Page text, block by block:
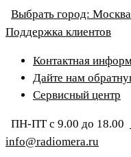
Выбрать город: Москва
Поддержка клиентов
Контактная
Дайте нам
Сервисный центр
ПН-ПТ с 9.00 до 18.00
info@radiomera.ru